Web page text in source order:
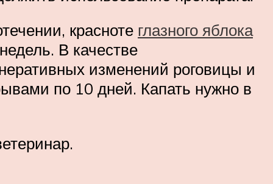
красноте глазного яблока
В качестве
изменений роговицы и
по 10 дней. Капать нужно в